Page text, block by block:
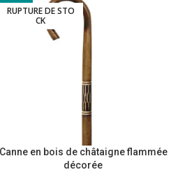
RUPTURE DE STO
CK
Canne en bois de châtaigne flammée
décorée